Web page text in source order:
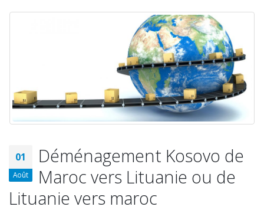
01
Août
Déménagement Kosovo de
Maroc vers Lituanie ou de
Lituanie vers maroc